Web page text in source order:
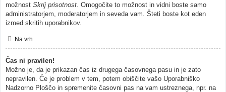
možnost Skrij prisotnost . Omogočite to možnost in vidni boste samo
administratorjem, moderatorjem in seveda vam. Šteti boste kot eden
izmed skritih uporabnikov.
Na vrh
Čas ni pravilen!
Možno je, da je prikazan čas iz drugega časovnega pasu in je zato
nepravilen. Če je problem v tem, potem obiščite vašo Uporabniško
Nadzorno Ploščo in spremenite časovni pas na vam ustreznega, npr. na